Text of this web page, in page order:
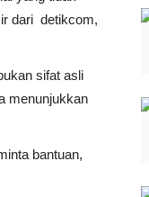
dari detikcom,
sifat asli
menunjukkan
bantuan,